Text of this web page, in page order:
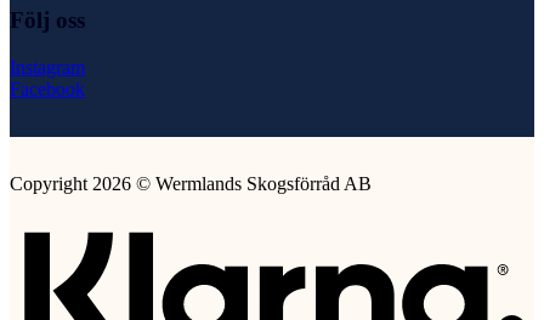
Följ oss
Instagram
Facebook
Copyright 2026 © Wermlands Skogsförråd AB